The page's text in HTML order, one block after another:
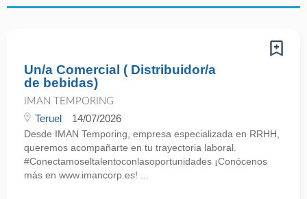
Un/a Comercial ( Distribuidor/a
de bebidas)
IMAN TEMPORING
Teruel 14/07/2026
Desde IMAN Temporing, empresa especializada en RRHH,
queremos acompañarte en tu trayectoria laboral.
#Conectamoseltalentoconlasoportunidades ¡Conócenos
más en www.imancorp.es! ...